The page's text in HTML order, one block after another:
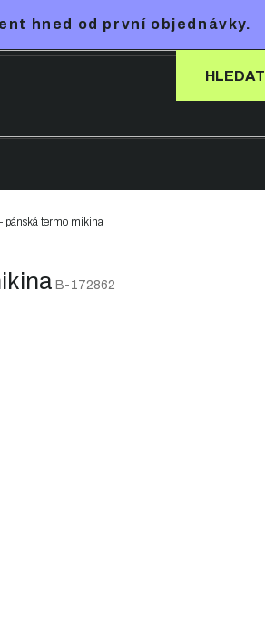
hned od první objednávky.
HLEDAT
pánská termo mikina
B-172862